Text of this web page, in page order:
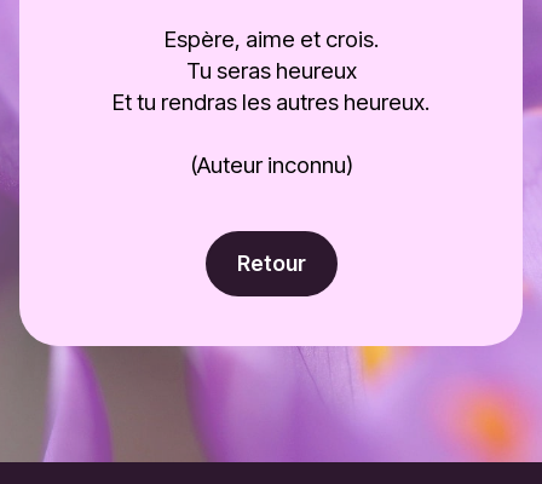
Espère, aime et crois.
Tu seras heureux
Et tu rendras les autres heureux.
(Auteur inconnu)
Retour